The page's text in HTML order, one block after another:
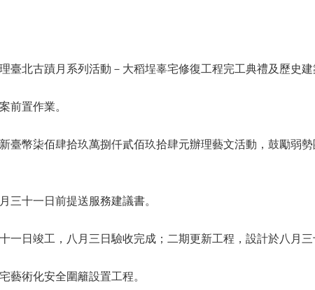
臺北古蹟月系列活動－大稻埕辜宅修復工程完工典禮及歷史建
前置作業。
臺幣柒佰肆拾玖萬捌仟貳佰玖拾肆元辦理藝文活動，鼓勵弱
三十一日前提送服務建議書。
一日竣工，八月三日驗收完成；二期更新工程，設計於八月
藝術化安全圍籬設置工程。